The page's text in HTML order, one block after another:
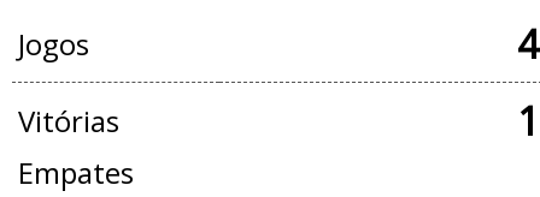
Jogos
Vitórias
Empates